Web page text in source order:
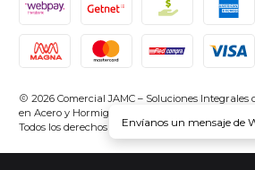
2026 Comercial JAMC – Soluciones
en Acero y Hormigón en Chile.
Todos los derechos reservados.Desarrollado por
Envíanos un mensaje de